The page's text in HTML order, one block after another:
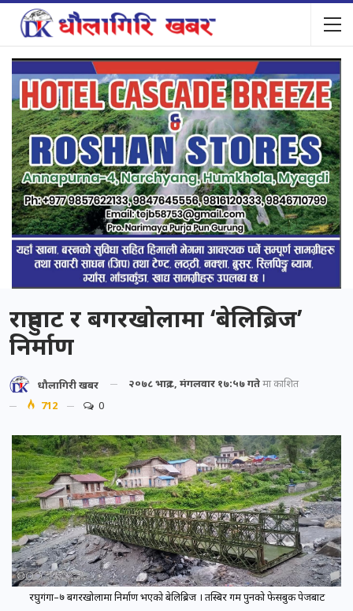
राहुघाट र बगरखोलामा ‘बेलिब्रिज’
निर्माण
धौलागिरी खबर २०७८ भाद्र ८, मंगलवार १७:५७ गतेमा प्रकाशित
712
0
रघुगंगा–७ बगरखोलामा निर्माण भएको बेलिब्रिज । तस्बिर गम पुनको फेसबुक पेजबाट